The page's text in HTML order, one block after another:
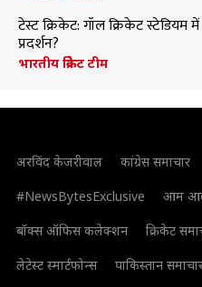
टेस्ट क्रिकेट: गॉल क्रिकेट स्टेडियम
प्रदर्शन?
भारतीय क्रिकेट टीम
अरविंद केजरीवाल कांग्रेस समाचार
#NewsBytesExclusive
आम
बॉक्स ऑफिस कलेक्शन
क्रिकेट
लेटेस्ट स्मार्टफोन्स
पाकिस्तान